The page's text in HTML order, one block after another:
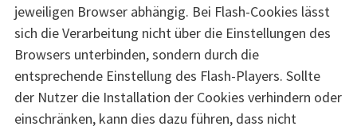
jeweiligen Browser abhängig. Bei Flash-Cookies lässt
sich die Verarbeitung nicht über die Einstellungen des
Browsers unterbinden, sondern durch die
entsprechende Einstellung des Flash-Players. Sollte
der Nutzer die Installation der Cookies verhindern oder
einschränken, kann dies dazu führen, dass nicht